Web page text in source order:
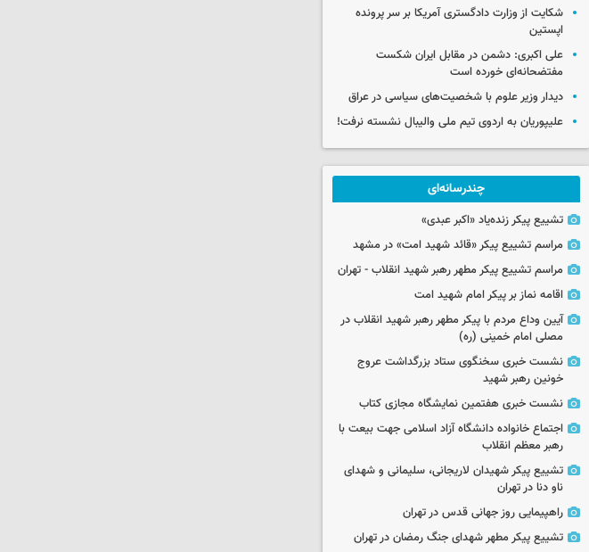
شکایت از وزارت دادگستری آمریکا بر سر پرونده
اپستین
علی اکبری: دشمن در مقابل ایران شکست
مفتضحانه‌ای خورده است
دیدار وزیر علوم با شخصیت‌های سیاسی در عراق
علیپوریان به اردوی تیم ملی والیبال نشسته نرفت!
چندرسانه‌ای
تشییع پیکر زنده‌یاد «اکبر عبدی»
مراسم تشییع پیکر «قائد شهید امت» در مشهد
مراسم تشییع پیکر مطهر رهبر شهید انقلاب - تهران
اقامه نماز بر پیکر امام شهید امت
آیین وداع مردم با پیکر مطهر رهبر شهید انقلاب در
مصلی امام خمینی (ره)
نشست خبری سخنگوی ستاد بزرگداشت عروج
خونین رهبر شهید
نشست خبری هفتمین نمایشگاه مجازی کتاب
اجتماع خانواده دانشگاه آزاد اسلامی جهت بیعت با
رهبر معظم انقلاب
تشییع پیکر شهیدان لاریجانی، سلیمانی و شهدای
ناو دنا در تهران
راهپیمایی روز جهانی قدس در تهران
تشییع پیکر مطهر شهدای جنگ رمضان در تهران